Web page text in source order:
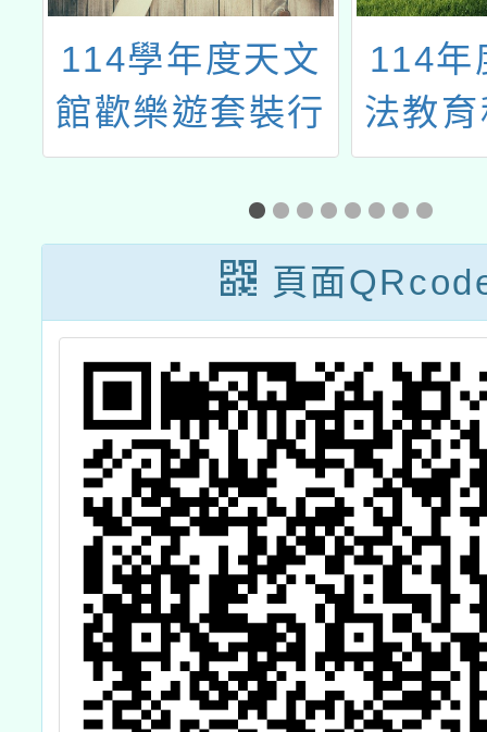
114年度推動書
法教育種子教師
培訓講習
113學
學校
主活化
桃園
社群
「主
重點
教出
頁面